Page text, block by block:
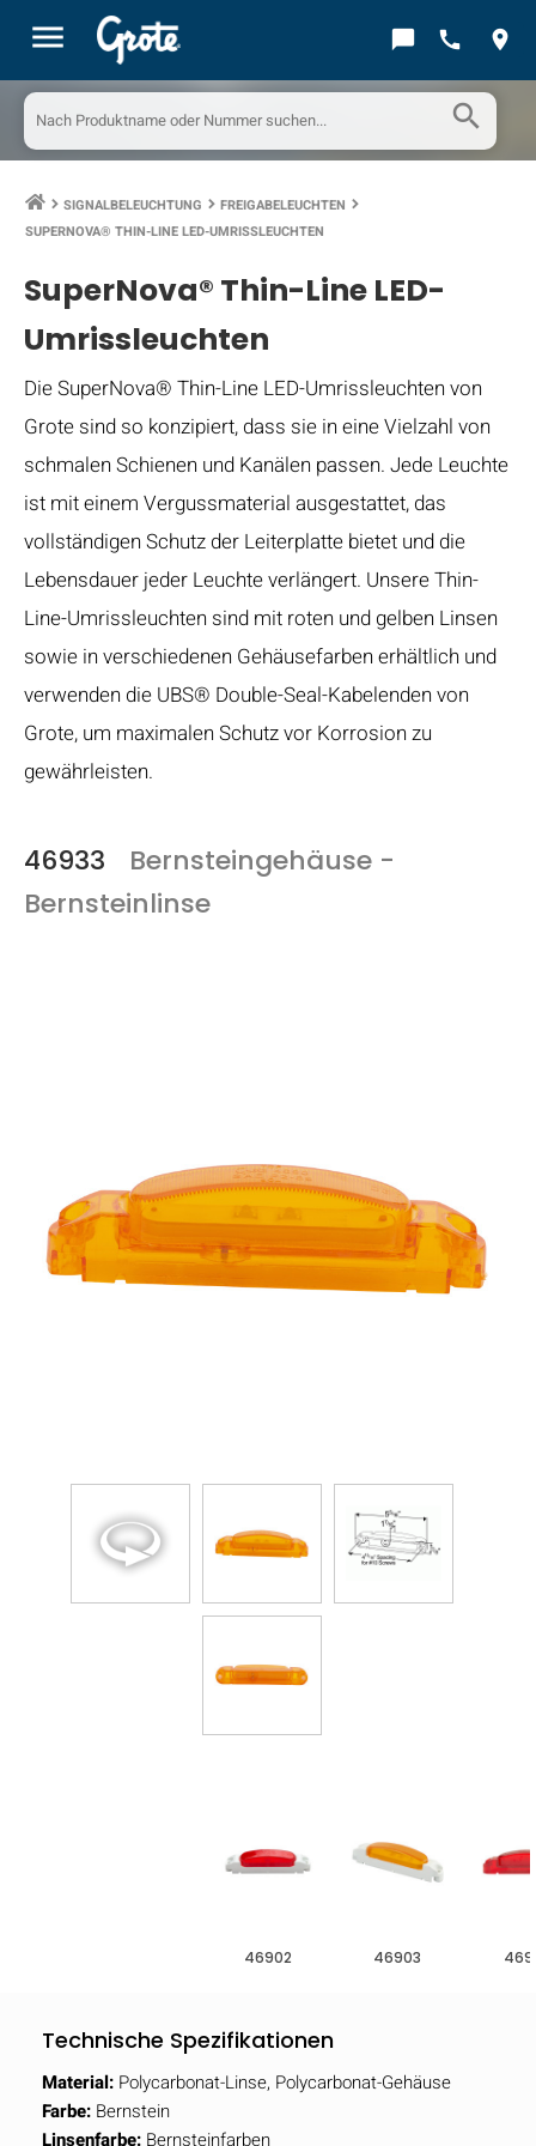
menu chat_bubble call location_on
search
keyboard_arrow_right SIGNALBELEUCHTUNG keyboard_arrow_right FREIGABELEUCHTEN keyboard_arrow_right
SUPERNOVA® THIN-LINE LED-UMRISSLEUCHTEN
SuperNova® Thin-Line LED-
Umrissleuchten
Die SuperNova® Thin-Line LED-Umrissleuchten von
Grote sind so konzipiert, dass sie in eine Vielzahl von
schmalen Schienen und Kanälen passen. Jede Leuchte
ist mit einem Vergussmaterial ausgestattet, das
vollständigen Schutz der Leiterplatte bietet und die
Lebensdauer jeder Leuchte verlängert. Unsere Thin-
Line-Umrissleuchten sind mit roten und gelben Linsen
sowie in verschiedenen Gehäusefarben erhältlich und
verwenden die UBS® Double-Seal-Kabelenden von
Grote, um maximalen Schutz vor Korrosion zu
gewährleisten.
46933
Bernsteingehäuse -
Bernsteinlinse
46902 46903
Technische Spezifikationen
Material: Polycarbonat-Linse, Polycarbonat-Gehäuse
Farbe: Bernstein
Linsenfarbe: Bernsteinfarben